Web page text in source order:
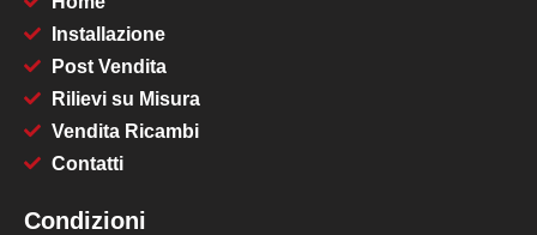
Installazione
Post Vendita
Rilievi su Misura
Vendita Ricambi
Contatti
Condizioni